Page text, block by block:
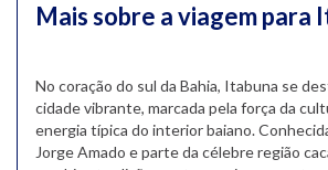
Mais sobre a viagem para
No coração do sul da Bahia, Itabuna se
cidade vibrante, marcada pela força da
energia típica do interior baiano.
Jorge Amado e parte da célebre região